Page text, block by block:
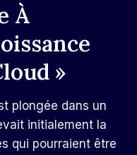
À
»
plongée dans un
initialement la
qui pourraient être